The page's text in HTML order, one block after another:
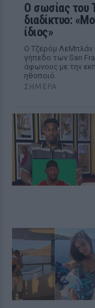
Ο σωσίας του
διαδίκτυο:
ίδιος»
Ο Τζερόμ ΛεΜπλάν
γήπεδο των San
άφωνους με την
ηθοποιό.
ΣΉΜΕΡΑ